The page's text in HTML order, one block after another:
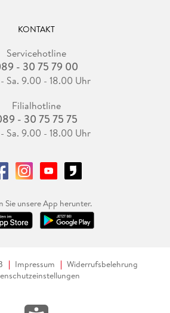
KONTAKT
Servicehotline
- 30 75 79 00
Sa. 9.00 - 18.00 Uhr
Filialhotline
- 30 75 75 75
Sa. 9.00 - 18.00 Uhr
Sie unsere App herunter.
Impressum
Widerrufsbelehrung